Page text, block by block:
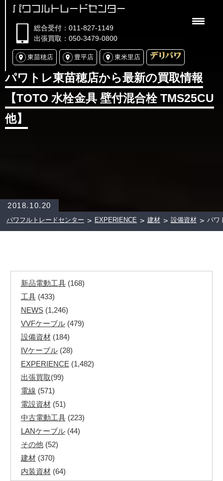
パワフルトレードセンター
総合受付：011-827-1149
出張買取：050-3479-0800
東苗穂店 豊平店 東米里店
パワトレ東苗穂店から最新の買取情報
【TOTO 水栓金具 壁付混合栓 TMS25CU
他】
2018.10.20
パワフルトレードセンター > EXPERIENCE > 建材 > 設備資材 > パワ
新品電動工具(168)
工具(433)
NEWS(1,246)
VVFケーブル(479)
設備資材(184)
IVケーブル(28)
EXPERIENCE (1,482)
出張買取(99)
電線 (571)
電設資材(51)
中古電動工具(223)
LANケーブル(44)
その他(52)
建材(370)
内装資材(64)